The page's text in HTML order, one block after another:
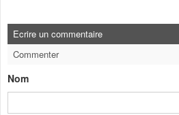
Ecrire un commentaire
Commenter
Nom